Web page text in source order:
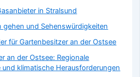
in Stralsund
gehen und Sehenswürdigkeiten
für Gartenbesitzer an der Ostsee
an der Ostsee: Regionale
und klimatische Herausforderungen